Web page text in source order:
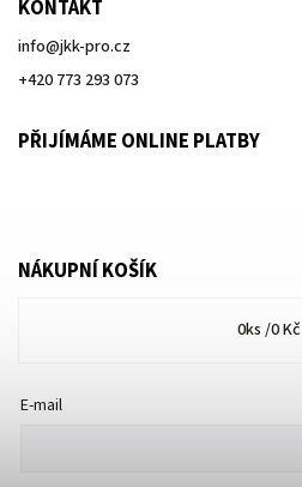
KONTAKT
info@jkk-pro.cz
+420 773 293 073
PŘIJÍMÁME ONLINE PLATBY
NÁKUPNÍ KOŠÍK
0ks /0 Kč
E-mail